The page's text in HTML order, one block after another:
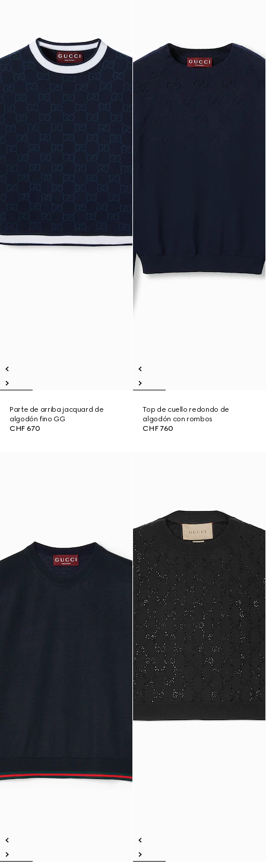
Parte de arriba jacquard de
algodón fino GG
CHF 670
Top de cuello redondo de
algodón con rombos
CHF 760